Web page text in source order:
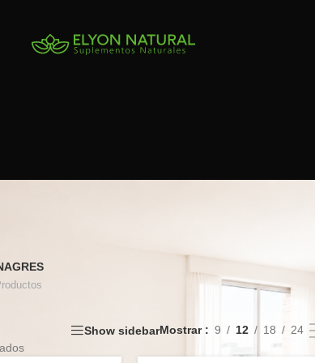
Show sidebarMostrar 9 12 18 24